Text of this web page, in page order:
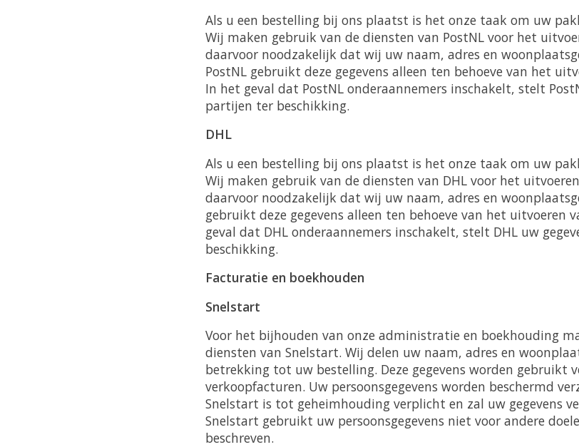
Als u een bestelling bij ons plaatst is het onze taak om uw
Wij maken gebruik van de diensten van PostNL voor het
daarvoor noodzakelijk dat wij uw naam, adres en
PostNL gebruikt deze gegevens alleen ten behoeve van het
In het geval dat PostNL onderaannemers inschakelt, stelt
partijen ter beschikking.
DHL
Als u een bestelling bij ons plaatst is het onze taak om uw
Wij maken gebruik van de diensten van DHL voor het
daarvoor noodzakelijk dat wij uw naam, adres en
gebruikt deze gegevens alleen ten behoeve van het uitvoeren
geval dat DHL onderaannemers inschakelt, stelt DHL uw
beschikking.
Facturatie en boekhouden
Snelstart
Voor het bijhouden van onze administratie en boekhouding
diensten van Snelstart. Wij delen uw naam, adres en
betrekking tot uw bestelling. Deze gegevens worden gebruikt
verkoopfacturen. Uw persoonsgegevens worden beschermd
Snelstart is tot geheimhouding verplicht en zal uw gegevens
Snelstart gebruikt uw persoonsgegevens niet voor andere
beschreven.